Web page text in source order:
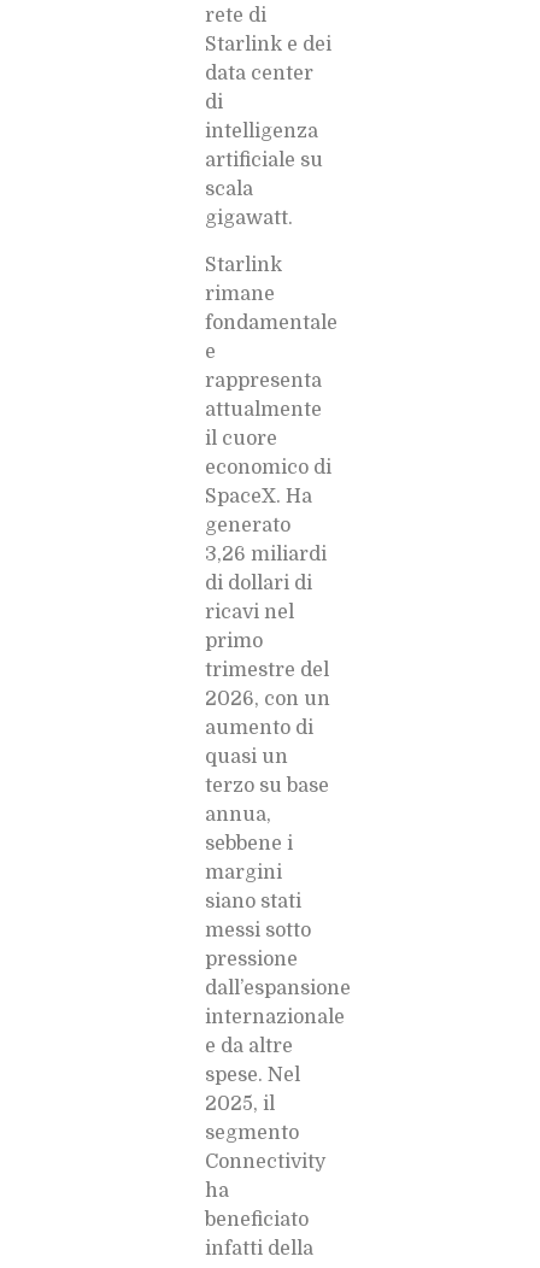
rete di
Starlink e dei
data center
di
intelligenza
artificiale su
scala
gigawatt.
Starlink
rimane
fondamentale
e
rappresenta
attualmente
il cuore
economico di
SpaceX. Ha
generato
3,26 miliardi
di dollari di
ricavi nel
primo
trimestre del
2026, con un
aumento di
quasi un
terzo su base
annua,
sebbene i
margini
siano stati
messi sotto
pressione
dall’espansione
internazionale
e da altre
spese. Nel
2025, il
segmento
Connectivity
ha
beneficiato
infatti della